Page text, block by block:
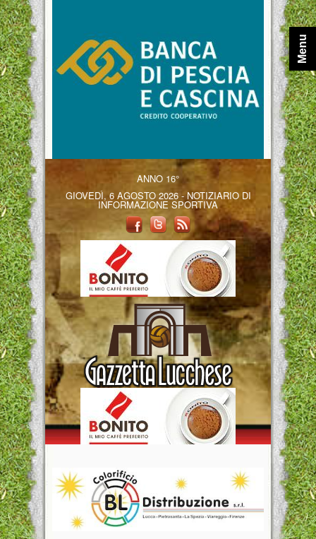
ANNO 16°
GIOVEDÌ, 6 AGOSTO 2026 - NOTIZIARIO DI
INFORMAZIONE SPORTIVA
Menu